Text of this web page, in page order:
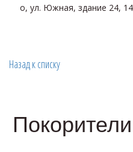
о, ул. Южная, здание 24,
Назад к списку